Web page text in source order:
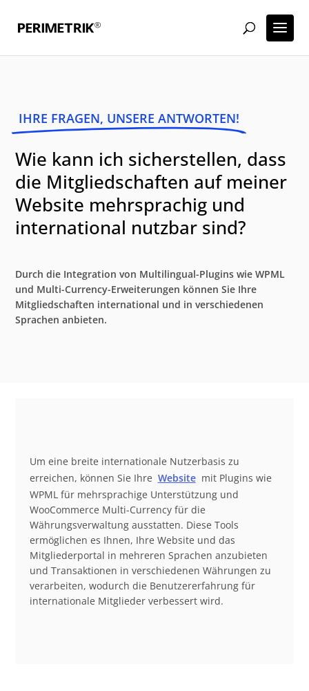
IHRE FRAGEN, UNSERE ANTWORTEN!
Wie kann ich sicherstellen, dass
die Mitgliedschaften auf meiner
Website mehrsprachig und
international nutzbar sind?
Durch die Integration von Multilingual-Plugins wie WPML
und Multi-Currency-Erweiterungen können Sie Ihre
Mitgliedschaften international und in verschiedenen
Sprachen anbieten.
Um eine breite internationale Nutzerbasis zu
erreichen, können Sie Ihre Website mit Plugins wie
WPML für mehrsprachige Unterstützung und
WooCommerce Multi-Currency für die
Währungsverwaltung ausstatten. Diese Tools
ermöglichen es Ihnen, Ihre Website und das
Mitgliederportal in mehreren Sprachen anzubieten
und Transaktionen in verschiedenen Währungen zu
verarbeiten, wodurch die Benutzererfahrung für
internationale Mitglieder verbessert wird.